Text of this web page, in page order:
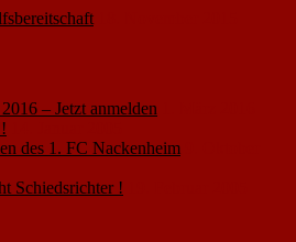
– Jetzt anmelden
des 1. FC Nackenheim
Schiedsrichter !